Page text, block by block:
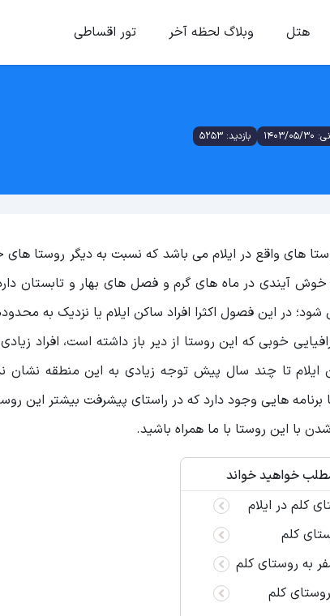
هتل وبلاگ لحظه آخر تور اقساطی
30 بازدید: 5253
های واقع در ایلام می باشد که نسبت به دیگر روستا
آیندی در ماه های گرم و فصل های بهار و تابستان
در این فصول اکثرا افراد ساکن ایلام یا نزدیک به
خوبی که این روستا از دیر باز داشته است، افراد
ایلام تا چند سال پیش توجه زیادی به این منطقه نشان
هایی وجود دارد که در راستای پیشرفت بیشتر این
با این روستا با ما همراه باشید.
خواهید خواند
کلم در ایلام
کلم
به روستای کلم
کلم